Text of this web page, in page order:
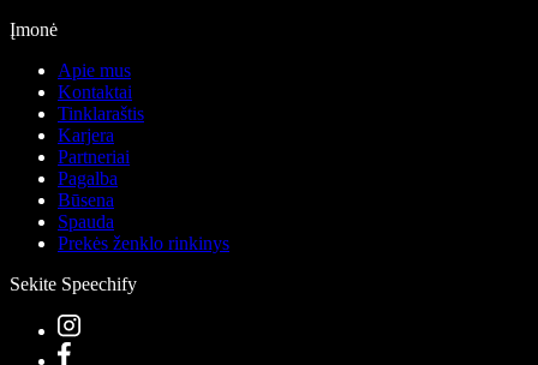
Įmonė
Apie mus
Kontaktai
Tinklaraštis
Karjera
Partneriai
Pagalba
Būsena
Spauda
Prekės ženklo rinkinys
Sekite Speechify